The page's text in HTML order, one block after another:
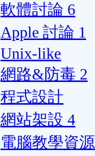
軟體討論 6
Apple 討論 1
Unix-like
網路&防毒 2
程式設計
網站架設 4
電腦教學資源